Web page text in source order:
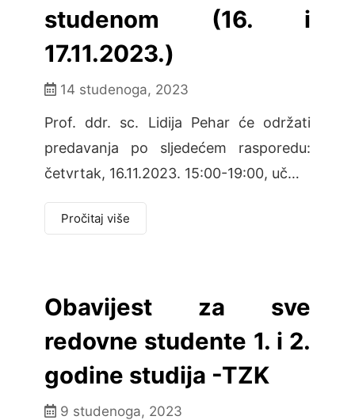
studenom (16. i
17.11.2023.)
14 studenoga, 2023
Prof. ddr. sc. Lidija Pehar će održati
predavanja po sljedećem rasporedu:
četvrtak, 16.11.2023. 15:00-19:00, uč…
Pročitaj više
Obavijest za sve
redovne studente 1. i 2.
godine studija -TZK
9 studenoga, 2023